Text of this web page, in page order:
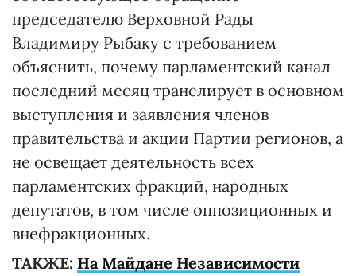
председателю Верховной Рады
Владимиру Рыбаку с требованием
объяснить, почему парламентский канал
последний месяц транслирует в основном
выступления и заявления членов
правительства и акции Партии регионов, а
не освещает деятельность всех
парламентских фракций, народных
депутатов, в том числе оппозиционных и
внефракционных.
ТАКЖЕ: На Майдане Независимости